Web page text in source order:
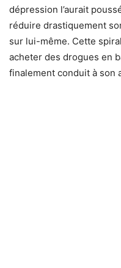
dépression l’aurait
réduire drastiquement
sur lui-même. Cette
acheter des drogues en
finalement conduit à son